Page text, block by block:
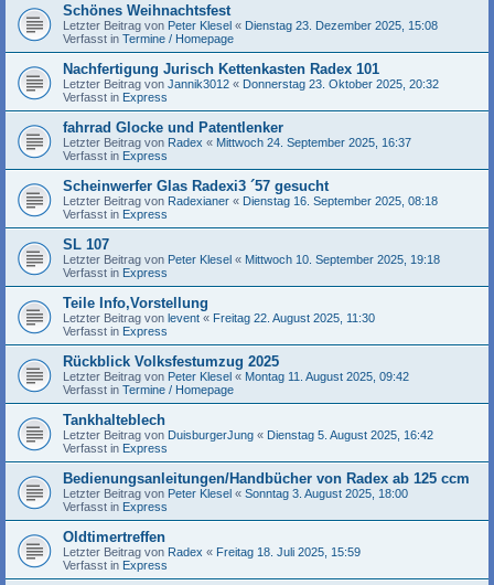
Schönes Weihnachtsfest
Letzter Beitrag von Peter Klesel « Dienstag 23. Dezember 2025, 15:08
Verfasst in Termine / Homepage
Nachfertigung Jurisch Kettenkasten Radex 101
Letzter Beitrag von Jannik3012 « Donnerstag 23. Oktober 2025, 20:32
Verfasst in Express
fahrrad Glocke und Patentlenker
Letzter Beitrag von Radex « Mittwoch 24. September 2025, 16:37
Verfasst in Express
Scheinwerfer Glas Radexi3 ´57 gesucht
Letzter Beitrag von Radexianer « Dienstag 16. September 2025, 08:18
Verfasst in Express
SL 107
Letzter Beitrag von Peter Klesel « Mittwoch 10. September 2025, 19:18
Verfasst in Express
Teile Info,Vorstellung
Letzter Beitrag von levent « Freitag 22. August 2025, 11:30
Verfasst in Express
Rückblick Volksfestumzug 2025
Letzter Beitrag von Peter Klesel « Montag 11. August 2025, 09:42
Verfasst in Termine / Homepage
Tankhalteblech
Letzter Beitrag von DuisburgerJung « Dienstag 5. August 2025, 16:42
Verfasst in Express
Bedienungsanleitungen/Handbücher von Radex ab 125 ccm
Letzter Beitrag von Peter Klesel « Sonntag 3. August 2025, 18:00
Verfasst in Express
Oldtimertreffen
Letzter Beitrag von Radex « Freitag 18. Juli 2025, 15:59
Verfasst in Express